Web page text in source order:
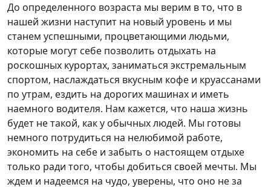
До определенного возраста мы верим в то, что в
нашей жизни наступит на новый уровень и мы
станем успешными, процветающими людьми,
которые могут себе позволить отдыхать на
роскошных курортах, заниматься экстремальным
спортом, наслаждаться вкусным кофе и круассанами
по утрам, ездить на дорогих машинах и иметь
наемного водителя. Нам кажется, что наша жизнь
будет не такой, как у обычных людей. Мы готовы
немного потрудиться на нелюбимой работе,
экономить на себе и забыть о настоящем отдыхе
только ради того, чтобы добиться своей мечты. Мы
ждем и надеемся на чудо, уверены, что оно не за